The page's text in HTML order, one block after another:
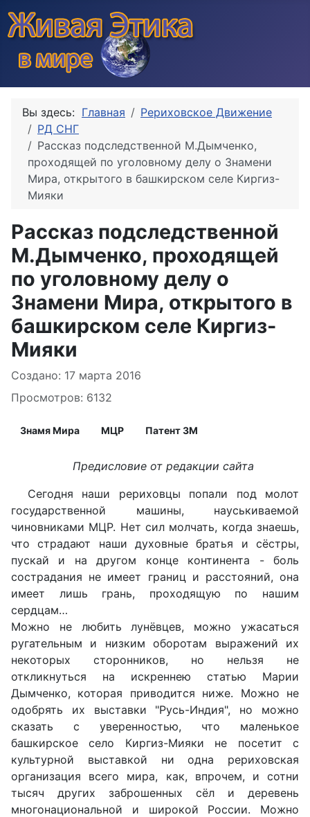
Вы здесь: Главная
Рериховское Движение
РД СНГ
Рассказ подследственной М.Дымченко,
проходящей по уголовному делу о Знамени
Мира, открытого в башкирском селе Киргиз-
Мияки
Рассказ подследственной
М.Дымченко, проходящей
по уголовному делу о
Знамени Мира, открытого в
башкирском селе Киргиз-
Мияки
Информация о материале
Создано: 17 марта 2016
Просмотров: 6132
Знамя Мира МЦР Патент ЗМ
Предисловие от редакции сайта
Сегодня наши рериховцы попали под молот
государственной машины, науськиваемой
чиновниками МЦР. Нет сил молчать, когда знаешь,
что страдают наши духовные братья и сёстры,
пускай и на другом конце континента - боль
сострадания не имеет границ и расстояний, она
имеет лишь грань, проходящую по нашим
сердцам…
Можно не любить лунёвцев, можно ужасаться
ругательным и низким оборотам выражений их
некоторых сторонников, но нельзя не
откликнуться на искреннею статью Марии
Дымченко, которая приводится ниже. Можно не
одобрять их выставки "Русь-Индия", но можно
сказать с уверенностью, что маленькое
башкирское село Киргиз-Мияки не посетит с
культурной выставкой ни одна рериховская
организация всего мира, как, впрочем, и сотни
тысяч других заброшенных сёл и деревень
многонациональной и широкой России. Можно